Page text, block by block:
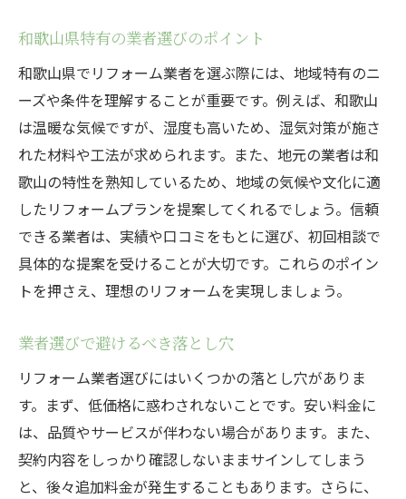
和歌山県特有の業者選びのポイント
和歌山県でリフォーム業者を選ぶ際には、地域特有のニ
ーズや条件を理解することが重要です。例えば、和歌山
は温暖な気候ですが、湿度も高いため、湿気対策が施さ
れた材料や工法が求められます。また、地元の業者は和
歌山の特性を熟知しているため、地域の気候や文化に適
したリフォームプランを提案してくれるでしょう。信頼
できる業者は、実績や口コミをもとに選び、初回相談で
具体的な提案を受けることが大切です。これらのポイン
トを押さえ、理想のリフォームを実現しましょう。
業者選びで避けるべき落とし穴
リフォーム業者選びにはいくつかの落とし穴がありま
す。まず、低価格に惑わされないことです。安い料金に
は、品質やサービスが伴わない場合があります。また、
契約内容をしっかり確認しないままサインしてしまう
と、後々追加料金が発生することもあります。さらに、